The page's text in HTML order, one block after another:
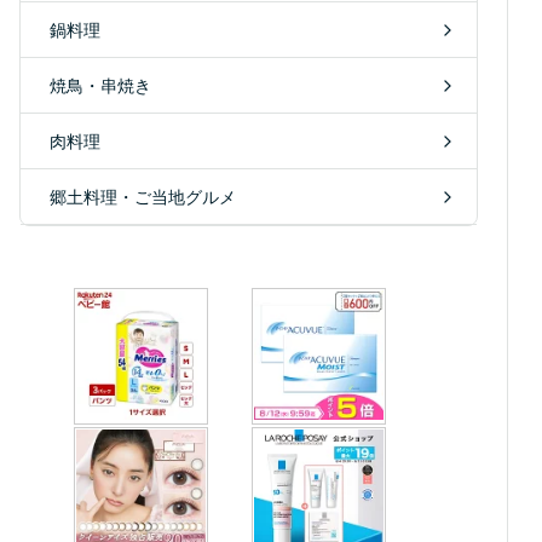
鍋料理
焼鳥・串焼き
肉料理
郷土料理・ご当地グルメ